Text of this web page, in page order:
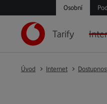
Osobní
Tarify
Úvod Internet